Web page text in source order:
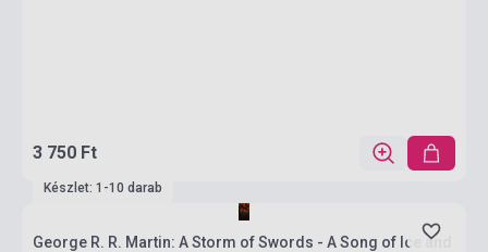
3 750 Ft
Készlet: 1-10 darab
George R. R. Martin: A Storm of Swords - A Song of Ice and